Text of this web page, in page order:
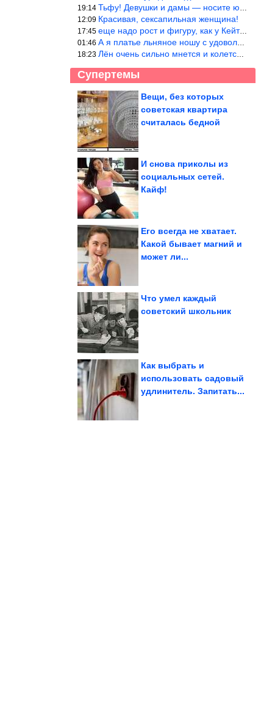
19:14 Тьфу! Девушки и дамы — носите юбки(пожалуйста), любые штаны на ж
12:09 Красивая, сексапильная женщина!
17:45 еще надо рост и фигуру, как у Кейт Мос в юности… тогда и стиль т
01:46 А я платье льняное ношу с удовольствием.Мнется как и все. Но это
18:23 Лён очень сильно мнется и колется. Был у меня костюм, юбка и жак
Супертемы
Почему изолента в
цвета
Вещи, без которых
советская квартира
считалась бедной
Известные женщины,
И снова приколы из
социальных сетей.
Кайф!
Его всегда не хватает.
Какой бывает магний и
может ли...
Что умел каждый
советский школьник
пейзажей, в земное
происхождение
Как выбрать и
использовать садовый
удлинитель. Запитать...